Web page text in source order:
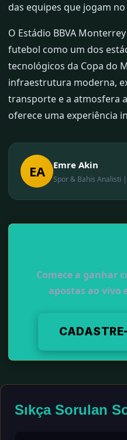
das equipes que jogam no
O Estádio BBVA
futebol como um dos
tecnológicos da Copa do
infraestrutura moderna,
transporte e a atmosfera
oferece uma experiência
EA Emre Akin
Spor & Bahis Analisti
Comece a ganhar
apostas ao vivo
Sıkça Sorulan